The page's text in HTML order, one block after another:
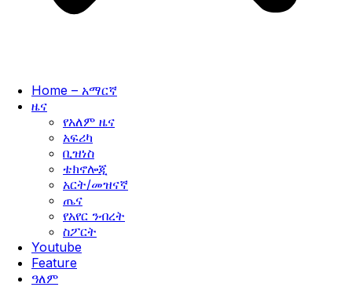
Home – አማርኛ
ዜና
የአለም ዜና
አፍሪካ
ቢዝነስ
ቴክኖሎጂ
አርት/መዝናኛ
ጤና
የአየር ንብረት
ስፖርት
Youtube
Feature
ዓለም